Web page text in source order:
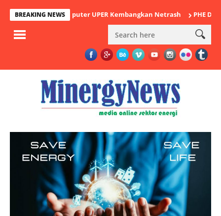
BREAKING NEWS
Ilmu Komputer UPER Kembangkan Netrash PHE Dorong